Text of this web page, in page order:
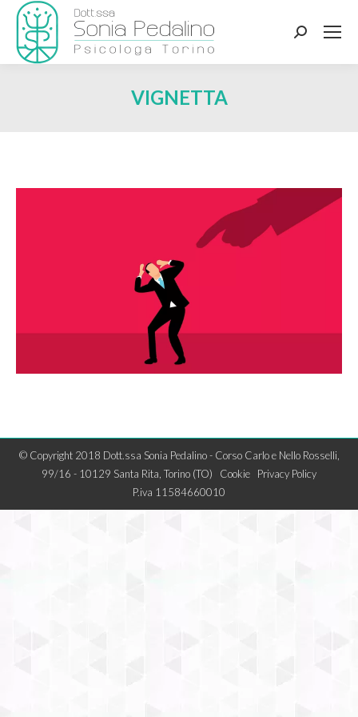
Search:
VIGNETTA
© Copyright 2018 Dott.ssa Sonia Pedalino - Corso Carlo e Nello Rosselli,
99/16 - 10129 Santa Rita, Torino (TO) Cookie
Privacy Policy
P.iva 11584660010